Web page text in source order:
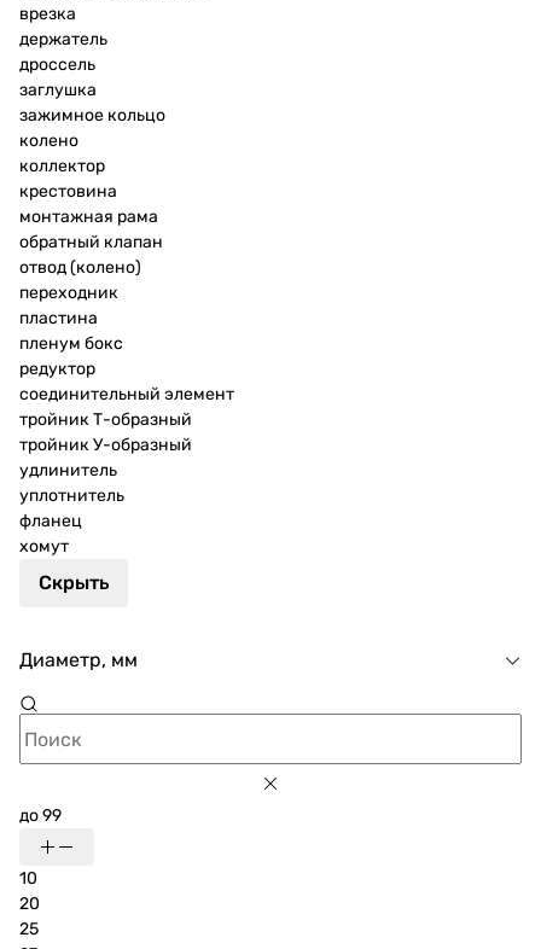
врезка
держатель
дроссель
заглушка
зажимное кольцо
колено
коллектор
крестовина
монтажная рама
обратный клапан
отвод (колено)
переходник
пластина
пленум бокс
редуктор
соединительный элемент
тройник Т-образный
тройник У-образный
удлинитель
уплотнитель
фланец
хомут
Скрыть
Диаметр, мм
до 99
10
20
25